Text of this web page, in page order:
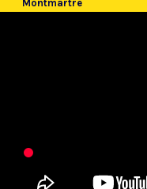
Montmartre